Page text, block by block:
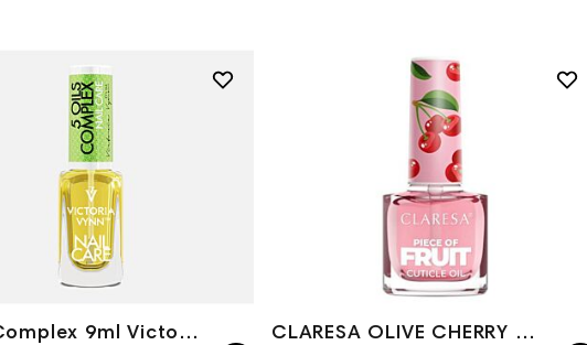
5 Oils Complex 9ml Victoria Vynn CLARESA OLIVE CHERRY 5 G